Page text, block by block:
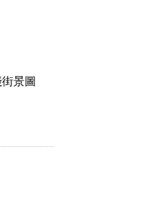
景圖